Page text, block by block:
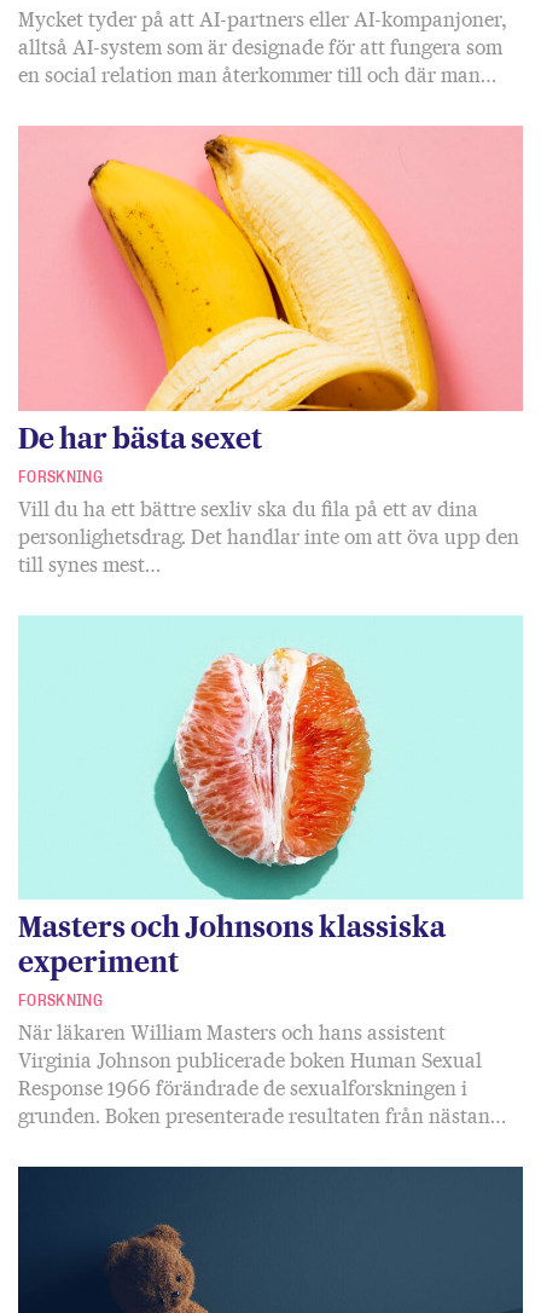
Mycket tyder på att AI-partners eller AI-kompanjoner,
alltså AI-system som är designade för att fungera som
en social relation man återkommer till och där man…
De har bästa sexet
FORSKNING
Vill du ha ett bättre sexliv ska du fila på ett av dina
personlighetsdrag. Det handlar inte om att öva upp den
till synes mest…
Masters och Johnsons klassiska
experiment
FORSKNING
När läkaren William Masters och hans assistent
Virginia Johnson publicerade boken Human Sexual
Response 1966 förändrade de sexualforskningen i
grunden. Boken presenterade resultaten från nästan…